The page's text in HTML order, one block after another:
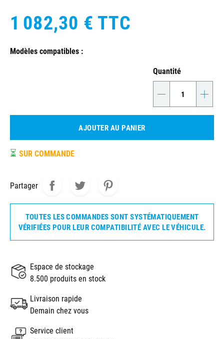
1 082,30 € TTC
Modèles compatibles :
Quantité
- +
AJOUTER AU PANIER
⏳ SUR COMMANDE
Partager
TOUTES LES COMMANDES SONT SYSTÉMATIQUEMENT
VÉRIFIÉES POUR LEUR COMPATIBILITÉ AVEC LE VÉHICULE.
Espace de stockage
8.500 produits en stock
Livraison rapide
Demain chez vous
Service client